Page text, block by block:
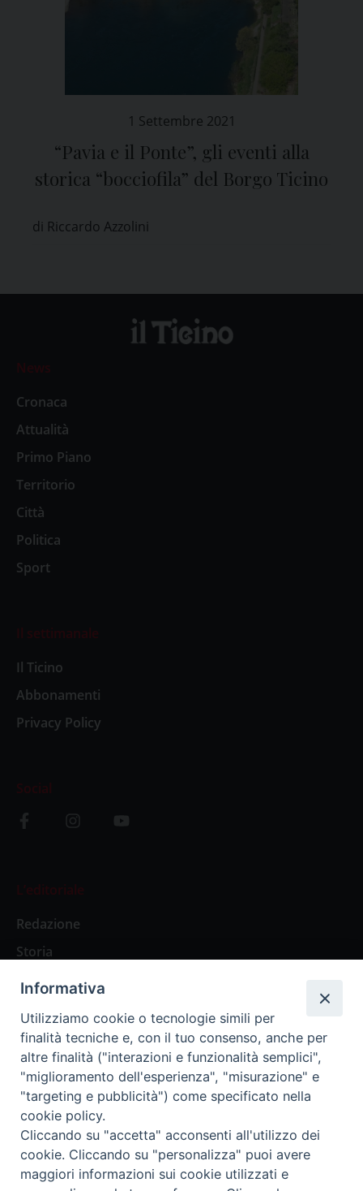
1 Settembre 2021
“Pavia e il Ponte”, gli eventi alla
storica “bocciofila” del Borgo Ticino
di Riccardo Azzolini
News
Cronaca
Attualità
Primo Piano
Territorio
Città
Politica
Sport
Il settimanale
Il Ticino
Abbonamenti
Privacy Policy
Social
L’editoriale
Redazione
Storia
Abbonamenti
Abbonamento Annuale Digitale
Abbonamento Annuale Cartaceo
Abbonamento Singola Copia Digitale
Informativa
Utilizziamo cookie o tecnologie simili per
finalità tecniche e, con il tuo consenso, anche per
altre finalità ("interazioni e funzionalità semplici",
"miglioramento dell'esperienza", "misurazione" e
"targeting e pubblicità") come specificato nella
cookie policy.
Cliccando su "accetta" acconsenti all'utilizzo dei
cookie. Cliccando su "personalizza" puoi avere
maggiori informazioni sui cookie utilizzati e